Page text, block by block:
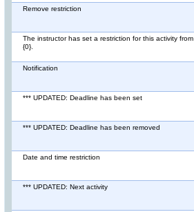
Remove restriction
The instructor has set a restriction for this activity from
{0}.
Notification
*** UPDATED: Deadline has been set
*** UPDATED: Deadline has been removed
Date and time restriction
*** UPDATED: Next activity